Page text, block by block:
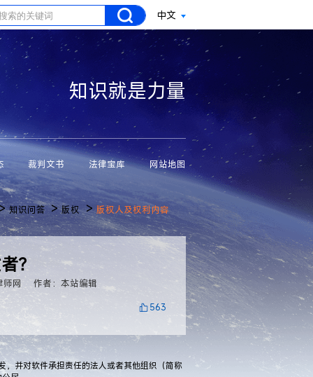
中文
知识就是力量
裁判文书 法律宝库 网站地图
知识问答 >版权 >版权人及权利内容
？
师网
作者：本站编辑
563
并对软件承担责任的法人或者其他组织（简称